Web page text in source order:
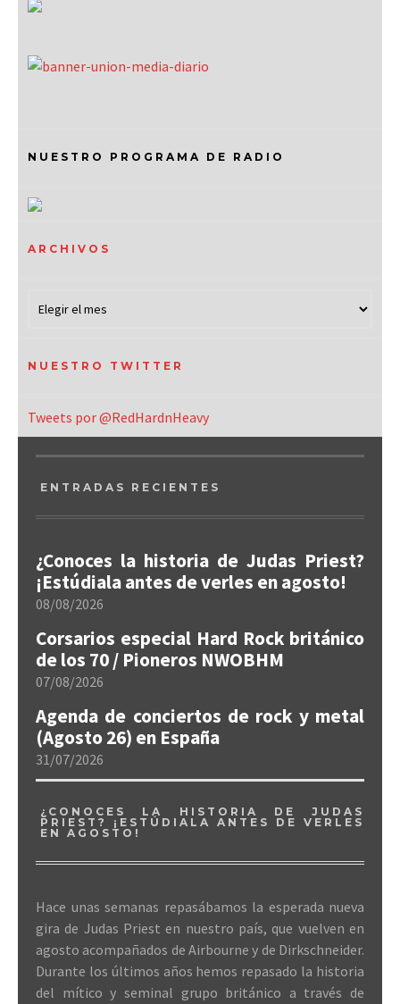
NUESTRO PROGRAMA DE RADIO
ARCHIVOS
NUESTRO TWITTER
Tweets por @RedHardnHeavy
ENTRADAS RECIENTES
¿Conoces la historia de Judas Priest?
¡Estúdiala antes de verles en agosto!
08/08/2026
Corsarios especial Hard Rock británico
de los 70 / Pioneros NWOBHM
07/08/2026
Agenda de conciertos de rock y metal
(Agosto 26) en España
31/07/2026
¿CONOCES LA HISTORIA DE JUDAS
PRIEST? ¡ESTÚDIALA ANTES DE VERLES
EN AGOSTO!
Hace unas semanas repasábamos la esperada nueva
gira de Judas Priest en nuestro país, que vuelven en
agosto acompañados de Airbourne y de Dirkschneider.
Durante los últimos años hemos repasado la historia
del mítico y seminal grupo británico a través de